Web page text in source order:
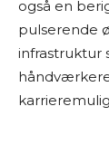
også en
pulserende
infrastruktur